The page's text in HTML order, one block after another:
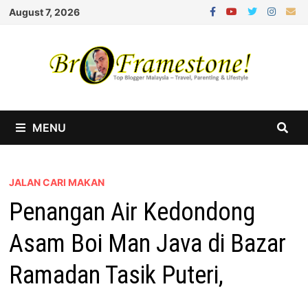
Skip
August 7, 2026
MENU
JALAN CARI MAKAN
Penangan Air Kedondong
Asam Boi Man Java di Bazar
Ramadan Tasik Puteri,